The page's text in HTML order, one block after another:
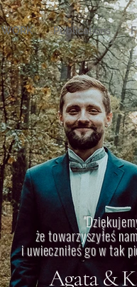
WORK Publications
że towarzyszyłeś
i uwieczniłeś go w tak
Agata &